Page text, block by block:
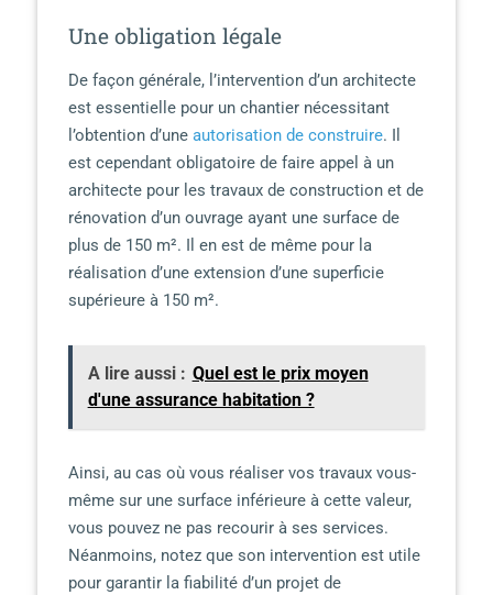
Une obligation légale
De façon générale, l’intervention d’un architecte
est essentielle pour un chantier nécessitant
l’obtention d’une autorisation de construire. Il
est cependant obligatoire de faire appel à un
architecte pour les travaux de construction et de
rénovation d’un ouvrage ayant une surface de
plus de 150 m². Il en est de même pour la
réalisation d’une extension d’une superficie
supérieure à 150 m².
A lire aussi : Quel est le prix moyen
d'une assurance habitation ?
Ainsi, au cas où vous réaliser vos travaux vous-
même sur une surface inférieure à cette valeur,
vous pouvez ne pas recourir à ses services.
Néanmoins, notez que son intervention est utile
pour garantir la fiabilité d’un projet de